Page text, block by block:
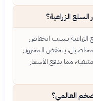
السلع الزراعية؟
الزراعية بسبب انخفاض
المحاصيل، ينخفض المخزون
مما يدفع الأسعار
العالمي؟